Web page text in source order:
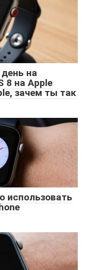
на
8 на Apple
зачем ты так